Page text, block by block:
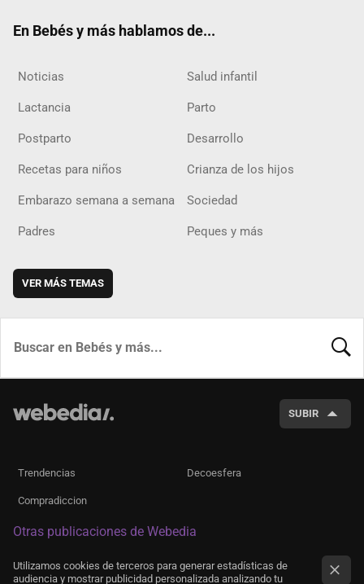
En Bebés y más hablamos de...
Noticias Salud infantil
Lactancia Parto
Postparto Desarrollo
Recetas para niños Crianza de los hijos
Embarazo semana a semana Sociedad
Padres Peques y más
VER MÁS TEMAS
SUBIR
Trendencias Decoesfera
Compradiccion
Otras publicaciones de Webedia
Utilizamos cookies de terceros para generar estadísticas de
audiencia y mostrar publicidad personalizada analizando tu